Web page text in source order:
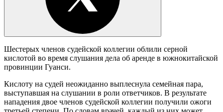
Шестерых членов судейской коллегии облили серной
кислотой во время слушания дела об аренде в южнокитайской
провинции Гуанси.
Кислоту на судей неожиданно выплеснула семейная пара,
выступавшая на слушании в роли ответчиков. В результате
нападения двое членов судейской коллегии получили ожоги